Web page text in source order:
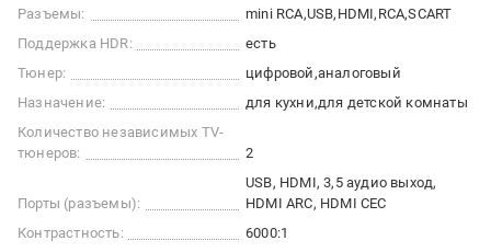
Разъемы:
mini RCA USB HDMI RCA SCART
Поддержка HDR:
есть
Тюнер:
цифровой аналоговый
Назначение:
для кухни для детской комнаты
Количество независимых TV-
тюнеров:
2
Порты (разъемы):
USB, HDMI, 3,5 аудио выход,
HDMI ARC, HDMI CEC
Контрастность:
6000:1